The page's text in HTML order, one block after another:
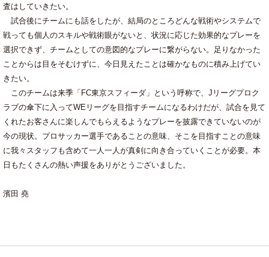
査はしていきたい。
試合後にチームにも話をしたが、結局のところどんな戦術やシステムで
戦っても個人のスキルや戦術眼がないと、状況に応じた効果的なプレーを
選択できず、チームとしての意図的なプレーに繋がらない。足りなかった
ことからは目をそむけずに、今日見えたことは確かなものに積み上げてい
きたい。
このチームは来季「FC東京スフィーダ」という呼称で、Jリーグプロク
ラブの傘下に入ってWEリーグを目指すチームになるわけだが、試合を見て
くれたお客さんに楽しんでもらえるようなプレーを披露できていないのが
今の現状。プロサッカー選手であることの意味、そこを目指すことの意味
に我々スタッフも含めて一人一人が真剣に向き合っていくことが必要。本
日もたくさんの熱い声援をありがとうございました。
濱田 堯